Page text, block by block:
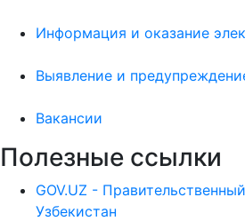
Информация и оказание
Выявление и
Вакансии
Полезные ссылки
GOV.UZ -
Узбекистан